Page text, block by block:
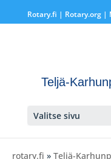
Rotary.fi | Rotary.org|
Teljä-
Valitse sivu
rotary.fi » Teljä-